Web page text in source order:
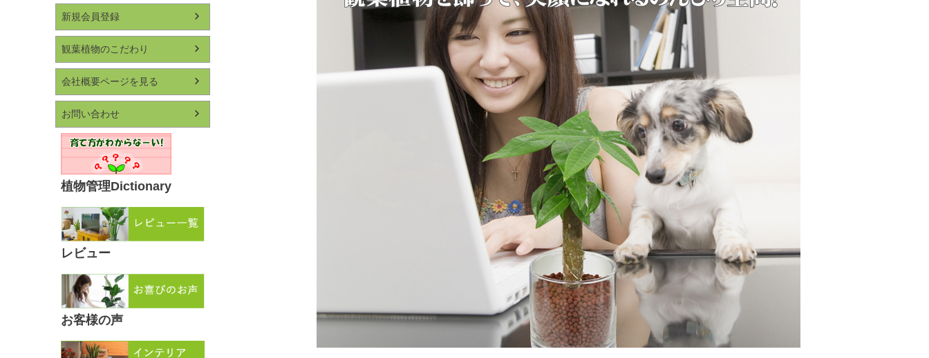
新規会員登録
観葉植物のこだわり
会社概要ページを見る
お問い合わせ
植物管理Dictionary
レビュー
お客様の声